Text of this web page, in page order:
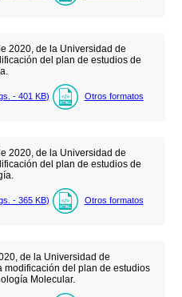
2020, de la Universidad de
del plan de estudios de
- 401 KB) Otros formatos
2020, de la Universidad de
del plan de estudios de
- 365 KB) Otros formatos
de la Universidad de
modificación del plan de estudios
Molecular.